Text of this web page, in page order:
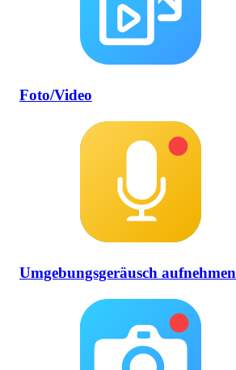
Foto/Video
Umgebungsgeräusch aufnehmen